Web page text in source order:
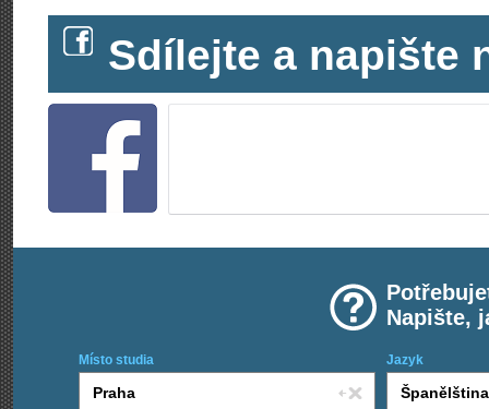
Sdílejte a napište
Napište,
Místo studia Jazyk